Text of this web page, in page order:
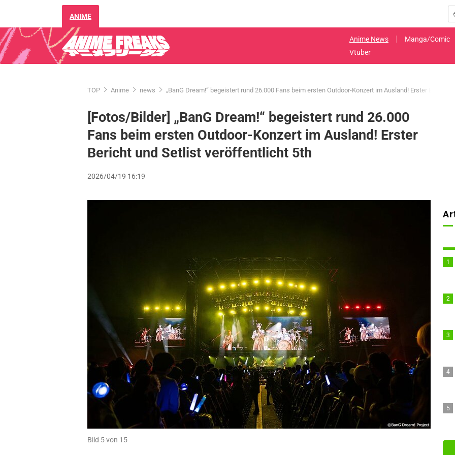
ANIME
Anime News Manga/Comic
Vtuber
TOP Anime news „BanG Dream!“ begeistert rund 26.000 Fans beim ersten Outdoor-Konzert im Ausland! Erster Bericht
[Fotos/Bilder] „BanG Dream!“ begeistert rund 26.000
Fans beim ersten Outdoor-Konzert im Ausland! Erster
Bericht und Setlist veröffentlicht 5th
2026/04/19 16:19
Bild 5 von 15